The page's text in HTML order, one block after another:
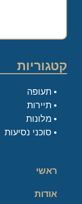
קטגוריות
תעופה
תיירות
מלונות
סוכני נסיעות
ראשי
אודות